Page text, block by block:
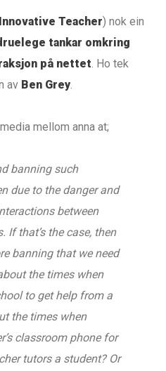
Teacher) nok ein
tankar omkring
på nettet . Ho tek
av Ben Grey
mellom anna at;
banning such
due to the danger and
between
If that’s the case, then
banning that we need
the times when
to get help from a
the times when
classroom phone for
tutors a student? Or